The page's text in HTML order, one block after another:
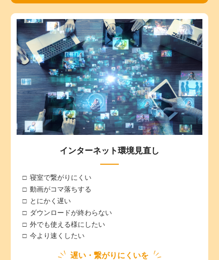
インターネット環境見直し
寝室で繋がりにくい
動画がコマ落ちする
とにかく遅い
ダウンロードが終わらない
外でも使える様にしたい
今より速くしたい
遅い・繋がりにくいを